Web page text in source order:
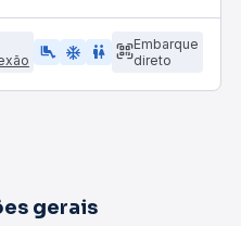
airline_seat_legroom_extra ac_unit wc
Embarque
direto
gerais